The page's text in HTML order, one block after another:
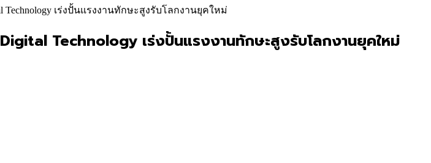
เร่งปั้นแรงงานทักษะสูงรับโลกงานยุคใหม่
Technology เร่งปั้นแรงงานทักษะสูงรับโลกงานยุคใหม่